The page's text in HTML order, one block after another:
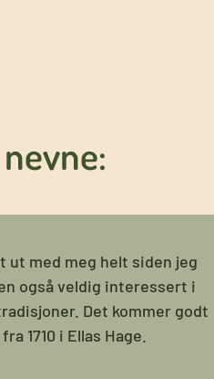
ut med meg helt siden jeg
også veldig interessert i
Det kommer godt
1710 i Ellas Hage.